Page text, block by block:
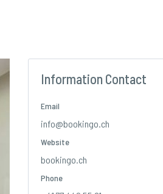
Information Contact
Email
info@bookingo.ch
Website
bookingo.ch
Phone